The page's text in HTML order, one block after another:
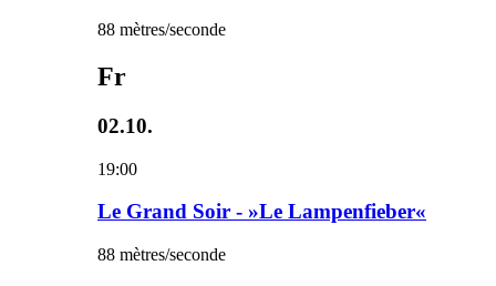
88 mètres/seconde
Fr
02.10.
19:00
Le Grand Soir - »Le Lampenfieber«
88 mètres/seconde